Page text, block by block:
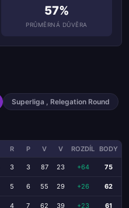
57%
PRŮMĚRNÁ DŮVĚRA
Superliga , Relegation Round
R P V V ROZDÍL BODY
3 3 87 23 +64 75
5 6 55 29 +26 62
4 7 62 39 +23 61